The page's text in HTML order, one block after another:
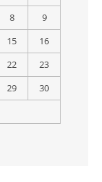
8
9
15
16
22
23
29
30